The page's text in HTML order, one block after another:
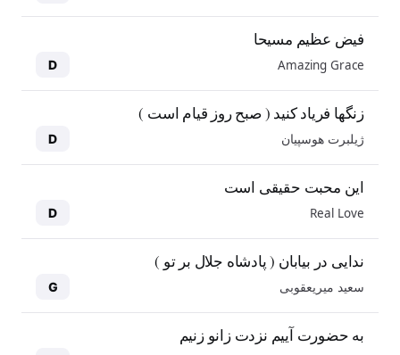
فیض عظیم مسیحا
Amazing Grace
D
زنگها فریاد کنید ( صبح روز قیام است )
ژیلبرت هوسپیان D
این محبت حقیقی است
Real Love
D
ندایی در بیابان ( پادشاه جلال بر تو )
سعید میریعقوبی G
به حضورت آییم نزدت زانو زنیم